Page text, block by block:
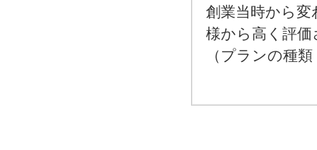
創業当時から
様から高く評
（プランの種